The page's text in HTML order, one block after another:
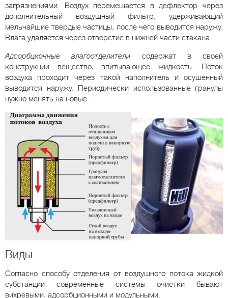
загрязнениями. Воздух перемещается в дефлектор через
дополнительный воздушный фильтр, удерживающий
мельчайшие твердые частицы, после чего выводится наружу.
Влага удаляется через отверстие в нижней части стакана.
Адсорбционные влагоотделители содержат в своей
конструкции вещество, впитывающее жидкость. Поток
воздуха проходит через такой наполнитель и осушенный
выводится наружу. Периодически использованные гранулы
нужно менять на новые.
Виды
Согласно способу отделения от воздушного потока жидкой
субстанции современные системы очистки бывают
вихревыми, адсорбционными и модульными.